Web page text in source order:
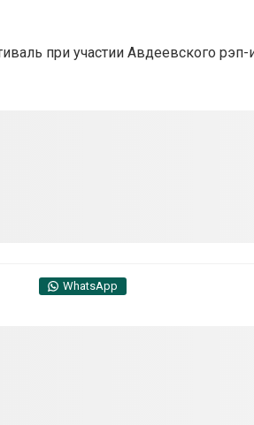
при участии Авдеевского рэп-
WhatsApp